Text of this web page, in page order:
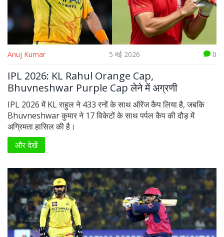
Anuj Kumar 5 मई 2026 0
IPL 2026: KL Rahul Orange Cap,
Bhuvneshwar Purple Cap लेने में अग्रणी
IPL 2026 में KL राहुल ने 433 रनों के साथ ऑरेंज कैप लिया है, जबकि
Bhuvneshwar कुमार ने 17 विकेटों के साथ पर्पल कैप की दौड़ में
अग्रिमता हासिल की है।
और देखें